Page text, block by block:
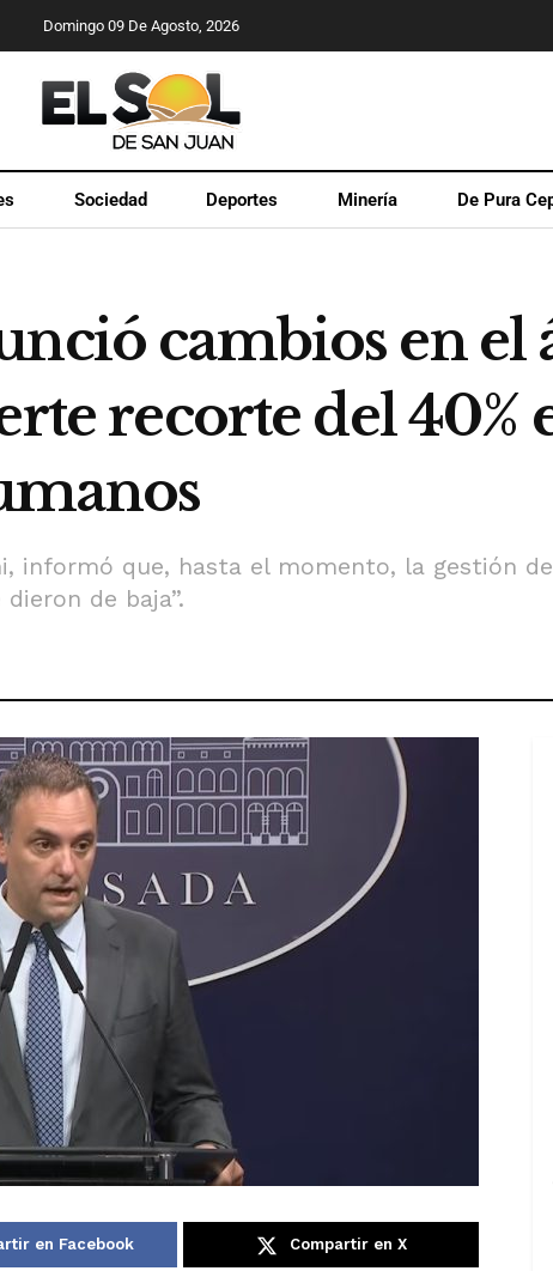
Domingo 09 De Agosto, 2026
Sociedad Deportes Minería De Pura
cambios en el
recorte del 40%
informó que, hasta el momento, la gestión
de baja”.
en Facebook Compartir en X